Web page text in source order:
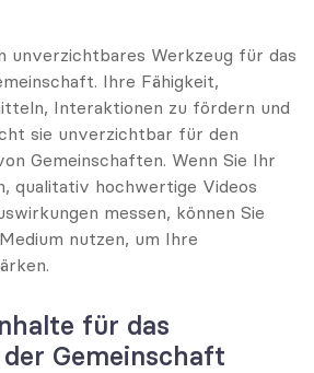
unverzichtbares Werkzeug für das
Ihre Fähigkeit,
Interaktionen zu fördern und
sie unverzichtbar für den
Gemeinschaften. Wenn Sie Ihr
qualitativ hochwertige Videos
messen, können Sie
nutzen, um Ihre
für das
Gemeinschaft